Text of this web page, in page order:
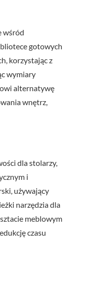
wśród
gotowych
korzystając z
wymiary
alternatywę
wnętrz,
dla stolarzy,
i
używający
narzędzia dla
meblowym
czasu